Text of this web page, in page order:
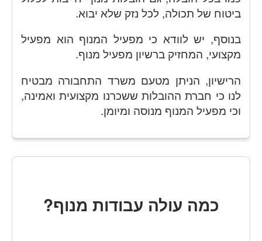
ביטוח של תכולה, לכל נזק שלא יבוא.
בנוסף, יש לוודא כי מפעיל המנוף הוא מפעיל
מקצועי, המחזיק ברשיון מפעיל מנוף.
הרישיון, הניתן מטעם משרד התחבורה מבטיח
לנו כי חברת ההובלות ששכרנו מקצועית ואמינה,
וכי מפעיל המנוף מנוסה ומיומן.
כמה עולה עבודות מנוף?